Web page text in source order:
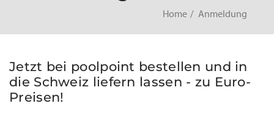
Home Anmeldung
Jetzt bei poolpoint bestellen und in
die Schweiz liefern lassen - zu Euro-
Preisen!